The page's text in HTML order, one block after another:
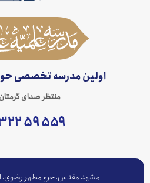
اولین مدرسه تخصصی حوزه
منتظر صدای گرمتان هستیم
مشهد مقدس، حرم مطهر رضوی، ابتدای